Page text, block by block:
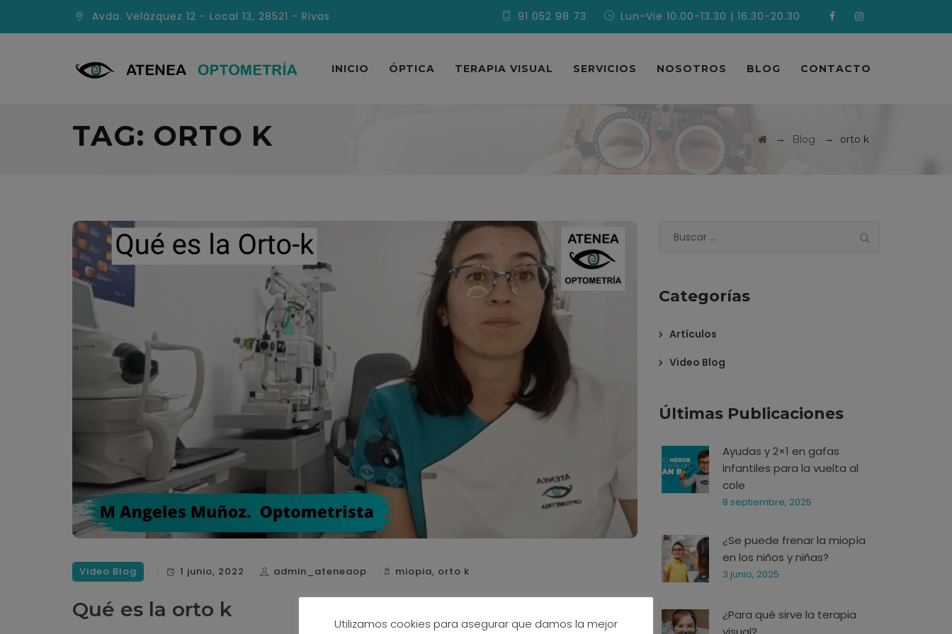
Avda. Velázquez 12 - Local 13, 28521 - Rivas 91 052 98 73 Lun-Vie 10.00-13.30 | 16.30-20.30
INICIO ÓPTICA TERAPIA VISUAL SERVICIOS NOSOTROS BLOG CONTACTO
TAG: ORTO K → Blog → orto k
Video Blog 1 junio, 2022 admin_ateneaop miopia, orto k
Qué es la orto k
Categorías
Artículos
Video Blog
Últimas Publicaciones
Ayudas y 2×1 en gafas
infantiles para la vuelta al
cole
8 septiembre, 2025
¿Se puede frenar la miopía
en los niños y niñas?
3 junio, 2025
¿Para qué sirve la terapia
Utilizamos cookies para asegurar que damos la mejor